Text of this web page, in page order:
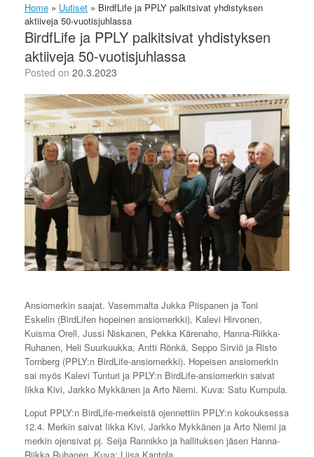
Home » Uutiset » BirdfLife ja PPLY palkitsivat yhdistyksen
aktiiveja 50-vuotisjuhlassa
BirdfLife ja PPLY palkitsivat yhdistyksen
aktiiveja 50-vuotisjuhlassa
Posted on 20.3.2023
Ansiomerkin saajat. Vasemmalta Jukka Piispanen ja Toni
Eskelin (BirdLifen hopeinen ansiomerkki), Kalevi Hirvonen,
Kuisma Orell, Jussi Niskanen, Pekka Kärenaho, Hanna-Riikka-
Ruhanen, Heli Suurkuukka, Antti Rönkä, Seppo Sirviö ja Risto
Tornberg (PPLY:n BirdLife-ansiomerkki). Hopeisen ansiomerkin
sai myös Kalevi Tunturi ja PPLY:n BirdLife-ansiomerkin saivat
Iikka Kivi, Jarkko Mykkänen ja Arto Niemi. Kuva: Satu Kumpula.
Loput PPLY:n BirdLife-merkeistä ojennettiin PPLY:n kokouksessa
12.4. Merkin saivat Iikka Kivi, Jarkko Mykkänen ja Arto Niemi ja
merkin ojensivat pj. Seija Rannikko ja hallituksen jäsen Hanna-